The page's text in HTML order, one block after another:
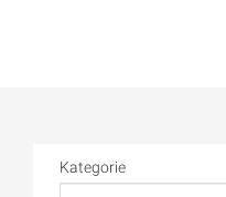
Kategorie